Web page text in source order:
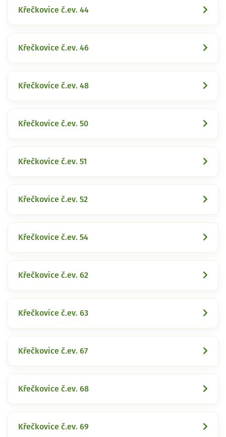
Křečkovice č.ev. 44
Křečkovice č.ev. 46
Křečkovice č.ev. 48
Křečkovice č.ev. 50
Křečkovice č.ev. 51
Křečkovice č.ev. 52
Křečkovice č.ev. 54
Křečkovice č.ev. 62
Křečkovice č.ev. 63
Křečkovice č.ev. 67
Křečkovice č.ev. 68
Křečkovice č.ev. 69